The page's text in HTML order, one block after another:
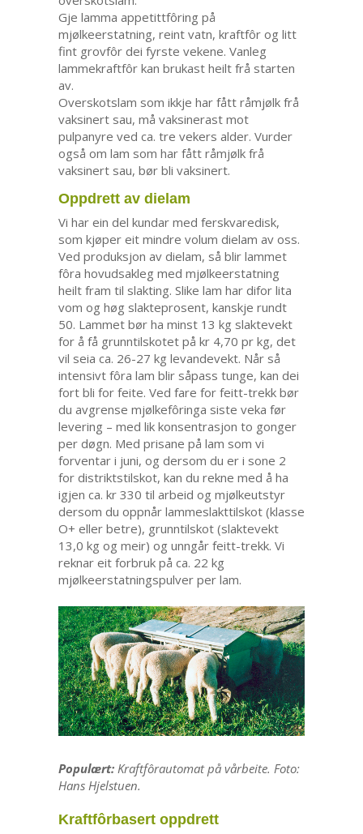
Gje lamma appetittfôring på
mjølkeerstatning, reint vatn, kraftfôr og litt
fint grovfôr dei fyrste vekene. Vanleg
lammekraftfôr kan brukast heilt frå starten
av.
Overskotslam som ikkje har fått råmjølk frå
vaksinert sau, må vaksinerast mot
pulpanyre ved ca. tre vekers alder. Vurder
også om lam som har fått råmjølk frå
vaksinert sau, bør bli vaksinert.
Oppdrett av dielam
Vi har ein del kundar med ferskvaredisk,
som kjøper eit mindre volum dielam av oss.
Ved produksjon av dielam, så blir lammet
fôra hovudsakleg med mjølkeerstatning
heilt fram til slakting. Slike lam har difor lita
vom og høg slakteprosent, kanskje rundt
50. Lammet bør ha minst 13 kg slaktevekt
for å få grunntilskotet på kr 4,70 pr kg, det
vil seia ca. 26-27 kg levandevekt. Når så
intensivt fôra lam blir såpass tunge, kan dei
fort bli for feite. Ved fare for feitt-trekk bør
du avgrense mjølkefôringa siste veka før
levering – med lik konsentrasjon to gonger
per døgn. Med prisane på lam som vi
forventar i juni, og dersom du er i sone 2
for distriktstilskot, kan du rekne med å ha
igjen ca. kr 330 til arbeid og mjølkeutstyr
dersom du oppnår lammeslakttilskot (klasse
O+ eller betre), grunntilskot (slaktevekt
13,0 kg og meir) og unngår feitt-trekk. Vi
reknar eit forbruk på ca. 22 kg
mjølkeerstatningspulver per lam.
Populært:Kraftfôrautomat på vårbeite. Foto:
Hans Hjelstuen.
Kraftfôrbasert oppdrett